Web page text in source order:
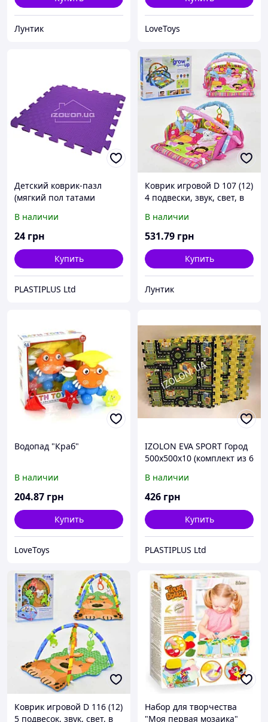
Лунтик LoveToys
Детский коврик-пазл
(мягкий пол татами
EVA SPORT 300х300х10мм,
фиолетовый
В наличии
24 грн
Купить
PLASTIPLUS Ltd
Коврик игровой D 107 (12)
4 подвески, звук, свет, в
В наличии
531.79 грн
Купить
Лунтик
Водопад "Краб"
В наличии
204.87 грн
Купить
LoveToys
IZOLON EVA SPORT Город
500х500х10 (комплект из 6
В наличии
426 грн
Купить
PLASTIPLUS Ltd
Коврик игровой D 116 (12)
5 подвесок, звук, свет, в
Набор для творчества
"Моя первая мозаика"